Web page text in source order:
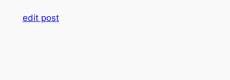
edit post